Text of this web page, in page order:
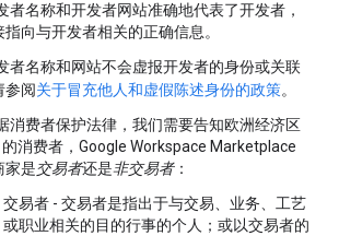
者名称和开发者网站准确地代表了开发者，
指向与开发者相关的正确信息。
者名称和网站不会虚报开发者的身份或关联
参阅关于冒充他人和虚假陈述身份的政策。
消费者保护法律，我们需要告知欧洲经济区
的消费者，Google Workspace Marketplace
家是交易者还是非交易者：
交易者 - 交易者是指出于与交易、业务、工艺
或职业相关的目的行事的个人；或以交易者的